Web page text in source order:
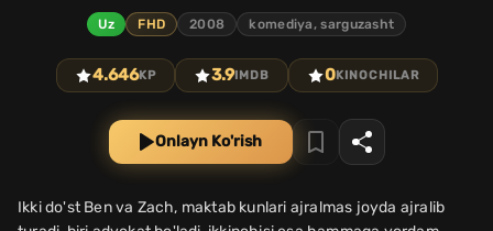
Uz FHD 2008 komediya, sarguzasht
4.646KP 3.9IMDB 0KINOCHILAR
Onlayn Ko'rish
Ikki do'st Ben va Zach, maktab kunlari ajralmas joyda ajralib